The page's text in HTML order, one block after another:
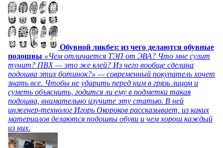
Обувной ликбез: из чего делаются обувные
подошвы «Чем отличается ТЭП от ЭВА? Что мне сулит
тунит? ПВХ — это же клей? Из чего вообще сделана
подошва этих ботинок?» — современный покупатель хочет
знать все. Чтобы не ударить перед ним в грязь лицом и
суметь объяснить, годится ли ему в подметки такая
подошва, внимательно изучите эту статью. В ней
инженер-технолог Игорь Окороков рассказывает, из каких
материалов делаются подошвы обуви и чем хорош каждый
из них.